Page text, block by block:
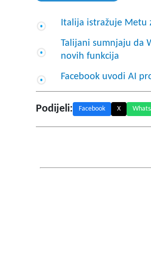
Italija istražuje Metu
Talijani sumnjaju da
novih funkcija
Facebook uvodi AI
Podijeli: Facebook X